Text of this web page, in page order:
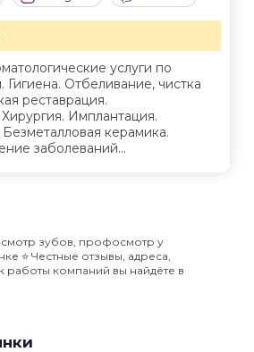
услуги по
Отбеливание, чистка
реставрация.
Имплантация.
керамика.
заболеваний...
зубов, профосмотр у
⭐️ Честные отзывы, адреса,
компаний вы найдёте в